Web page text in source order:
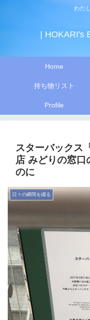
わた
|
Home
持ち物リスト
Profile
スターバックス
店 みどりの窓口
のに
日々の瞬間を綴る